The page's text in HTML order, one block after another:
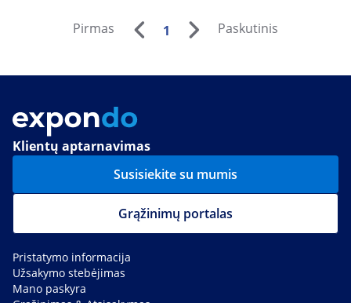
Pirmas 1 Paskutinis
Klientų aptarnavimas
Susisiekite su mumis
Grąžinimų portalas
Pristatymo informacija
Užsakymo stebėjimas
Mano paskyra